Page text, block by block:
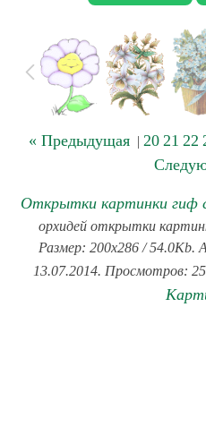
« Предыдущая| 20 21 22
Открытки картинки гиф
орхидей открытки
Размер: 200x286 / 54.0Kb.
13.07.2014. Просмотров: